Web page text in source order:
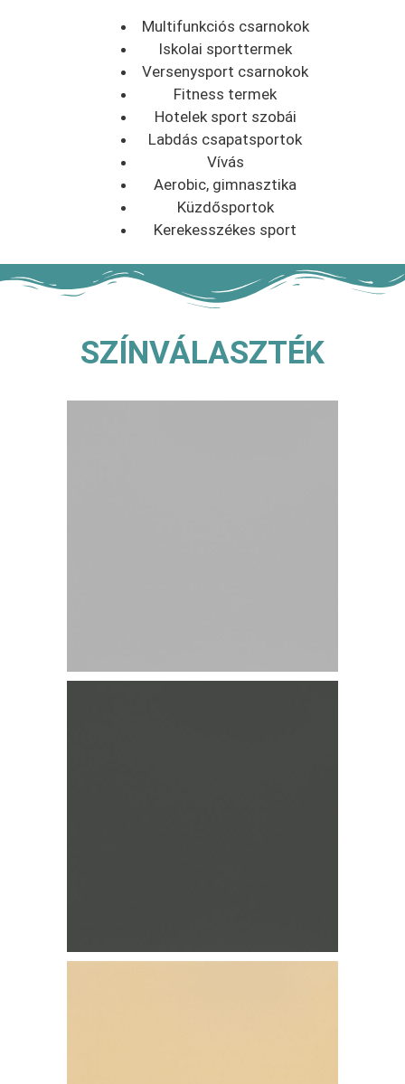
Multifunkciós csarnokok
Iskolai sporttermek
Versenysport csarnokok
Fitness termek
Hotelek sport szobái
Labdás csapatsportok
Vívás
Aerobic, gimnasztika
Küzdősportok
Kerekesszékes sport
SZÍNVÁLASZTÉK